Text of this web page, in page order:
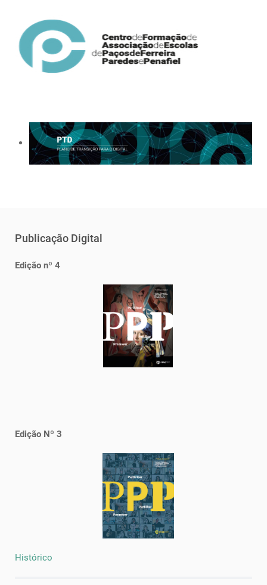
Publicação Digital
Edição nº 4
Edição Nº 3
Histórico